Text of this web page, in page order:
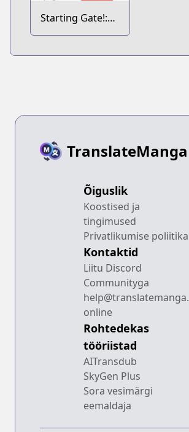
Starting Gate!:
Uma Musume
TranslateManga
Õiguslik
Koostised ja
tingimused
Privatlikumise poliitika
Kontaktid
Liitu Discord
Communityga
help@translatemanga.
online
Rohtedekas
tööriistad
AITransdub
SkyGen Plus
Sora vesimärgi
eemaldaja